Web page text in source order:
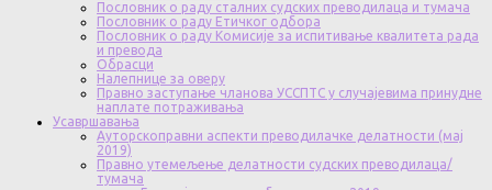
Пословник о раду сталних судских преводилаца и тумача
Пословник о раду Етичког одбора
Пословник о раду Комисије за испитивање квалитета рада
и превода
Обрасци
Налепнице за оверу
Правно заступање чланова УССПТС у случајевима принудне
наплате потраживања
Усавршавања
Ауторскоправни аспекти преводилачке делатности (мај
2019)
Правно утемељење делатности судских преводилаца/
тумача